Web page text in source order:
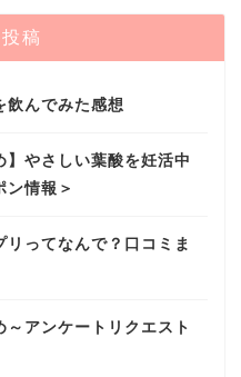
稿
飲んでみた感想
】やさしい葉酸を妊活中
ン情報＞
ってなんで？口コミま
アンケートリクエスト